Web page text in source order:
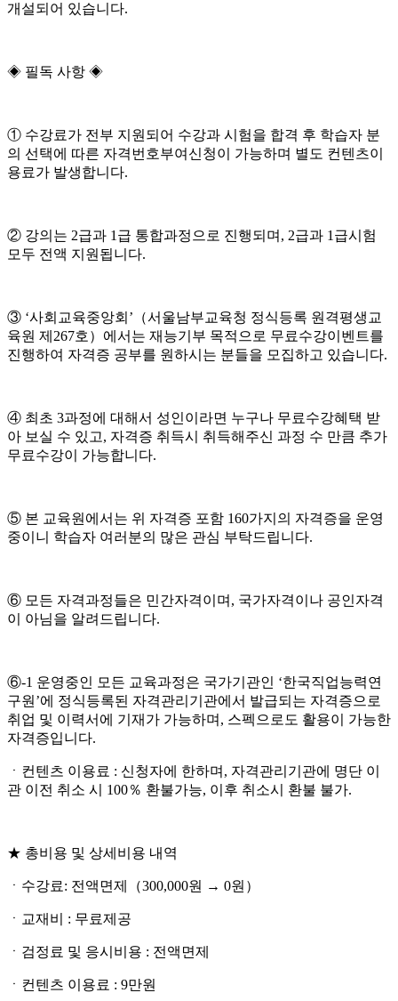
개설되어 있습니다.
◈ 필독 사항 ◈
① 수강료가 전부 지원되어 수강과 시험을 합격 후 학습자 분
의 선택에 따른 자격번호부여신청이 가능하며 별도 컨텐츠이
용료가 발생합니다.
② 강의는 2급과 1급 통합과정으로 진행되며, 2급과 1급시험
모두 전액 지원됩니다.
③ ‘사회교육중앙회’（서울남부교육청 정식등록 원격평생교
육원 제267호）에서는 재능기부 목적으로 무료수강이벤트를
진행하여 자격증 공부를 원하시는 분들을 모집하고 있습니다.
④ 최초 3과정에 대해서 성인이라면 누구나 무료수강혜택 받
아 보실 수 있고, 자격증 취득시 취득해주신 과정 수 만큼 추가
무료수강이 가능합니다.
⑤ 본 교육원에서는 위 자격증 포함 160가지의 자격증을 운영
중이니 학습자 여러분의 많은 관심 부탁드립니다.
⑥ 모든 자격과정들은 민간자격이며, 국가자격이나 공인자격
이 아님을 알려드립니다.
⑥-1 운영중인 모든 교육과정은 국가기관인 ‘한국직업능력연
구원’에 정식등록된 자격관리기관에서 발급되는 자격증으로
취업 및 이력서에 기재가 가능하며, 스펙으로도 활용이 가능한
자격증입니다.
ㆍ컨텐츠 이용료 : 신청자에 한하며, 자격관리기관에 명단 이
관 이전 취소 시 100％ 환불가능, 이후 취소시 환불 불가.
★ 총비용 및 상세비용 내역
ㆍ수강료: 전액면제（300,000원 → 0원）
ㆍ교재비 : 무료제공
ㆍ검정료 및 응시비용 : 전액면제
ㆍ컨텐츠 이용료 : 9만원